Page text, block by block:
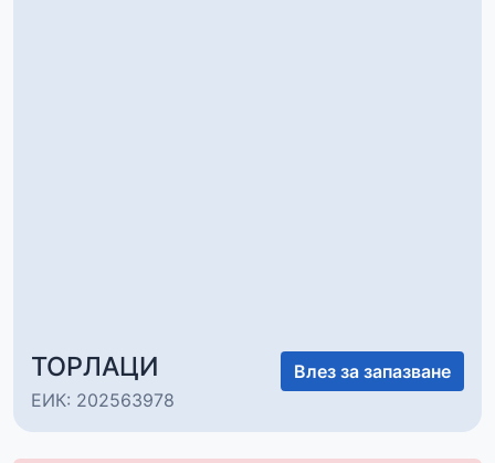
ТОРЛАЦИ
ЕИК: 202563978
Влез за запазване